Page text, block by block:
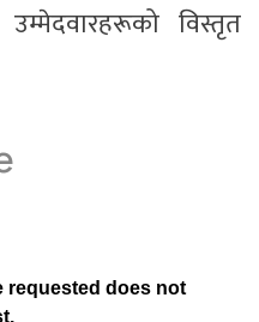
विस्तृत